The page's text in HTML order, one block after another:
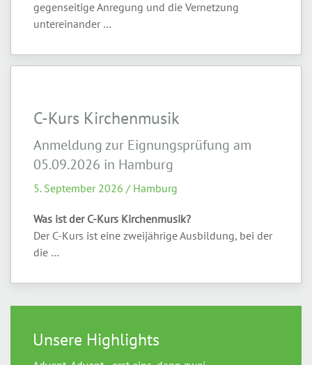
gegenseitige Anregung und die Vernetzung
untereinander …
C-Kurs Kirchenmusik
Anmeldung zur Eignungsprüfung am
05.09.2026 in Hamburg
5. September 2026 / Hamburg
Was ist der C-Kurs Kirchenmusik?
Der C-Kurs ist eine zweijährige Ausbildung, bei der
die …
Unsere Highlights